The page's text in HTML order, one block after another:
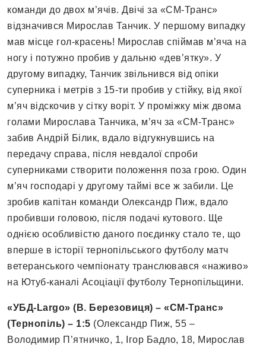
команди до двох м’ячів. Двічі за «СМ-Транс»
відзначився Мирослав Танчик. У першому випадку
мав місце гол-красень! Мирослав спіймав м’яча на
ногу і потужно пробив у дальню «дев’ятку». У
другому випадку, Танчик звільнився від опіки
суперника і метрів з 15-ти пробив у стійку, від якої
м’яч відскочив у сітку воріт. У проміжку між двома
голами Мирослава Танчика, м’яч за «СМ-Транс»
забив Андрій Білик, вдало відгукнувшись на
передачу справа, після невдалої спроби
суперниками створити положення поза грою. Один
м’яч господарі у другому таймі все ж забили. Це
зробив капітан команди Олександр Пиж, вдало
пробивши головою, після подачі кутового. Ще
однією особливістю даного поєдинку стало те, що
вперше в історії тернопільського футболу матч
ветеранського чемпіонату транслювався «наживо»
на Ютуб-каналі Асоціації футболу Тернопільщини.
«УБД-Largo» (В. Березовиця) – «СМ-Транс»
(Тернопіль) – 1:5 (Олександр Пиж, 55 –
Володимир П’ятничко, 1, Ігор Бадло, 18, Мирослав